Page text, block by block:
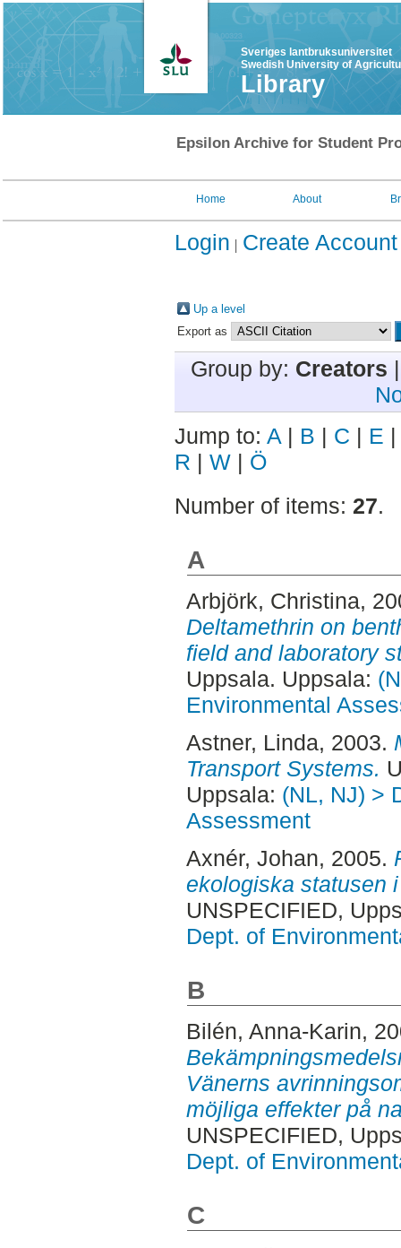
Sveriges lantbruksuniversitet
Swedish University of
Library
Epsilon Archive for Student
Home About
Login Create Account
Up a level
Export as
Group by: Creators
Jump to: A | B | C | E
R | W | Ö
Number of items: 27.
A
Arbjörk, Christina,
Deltamethrin on
field and laboratory
Uppsala. Uppsala:
Environmental
Astner, Linda, 2003.
Transport Systems.
Uppsala: (NL, NJ) >
Assessment
Axnér, Johan, 2005.
ekologiska statusen
UNSPECIFIED,
Dept. of
B
Bilén, Anna-Karin,
Vänerns
möjliga effekter på
UNSPECIFIED,
Dept. of
C